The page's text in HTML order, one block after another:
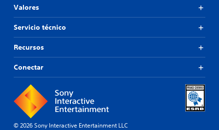
Valores
Servicio técnico
Recursos
Conectar
© 2026 Sony Interactive Entertainment LLC